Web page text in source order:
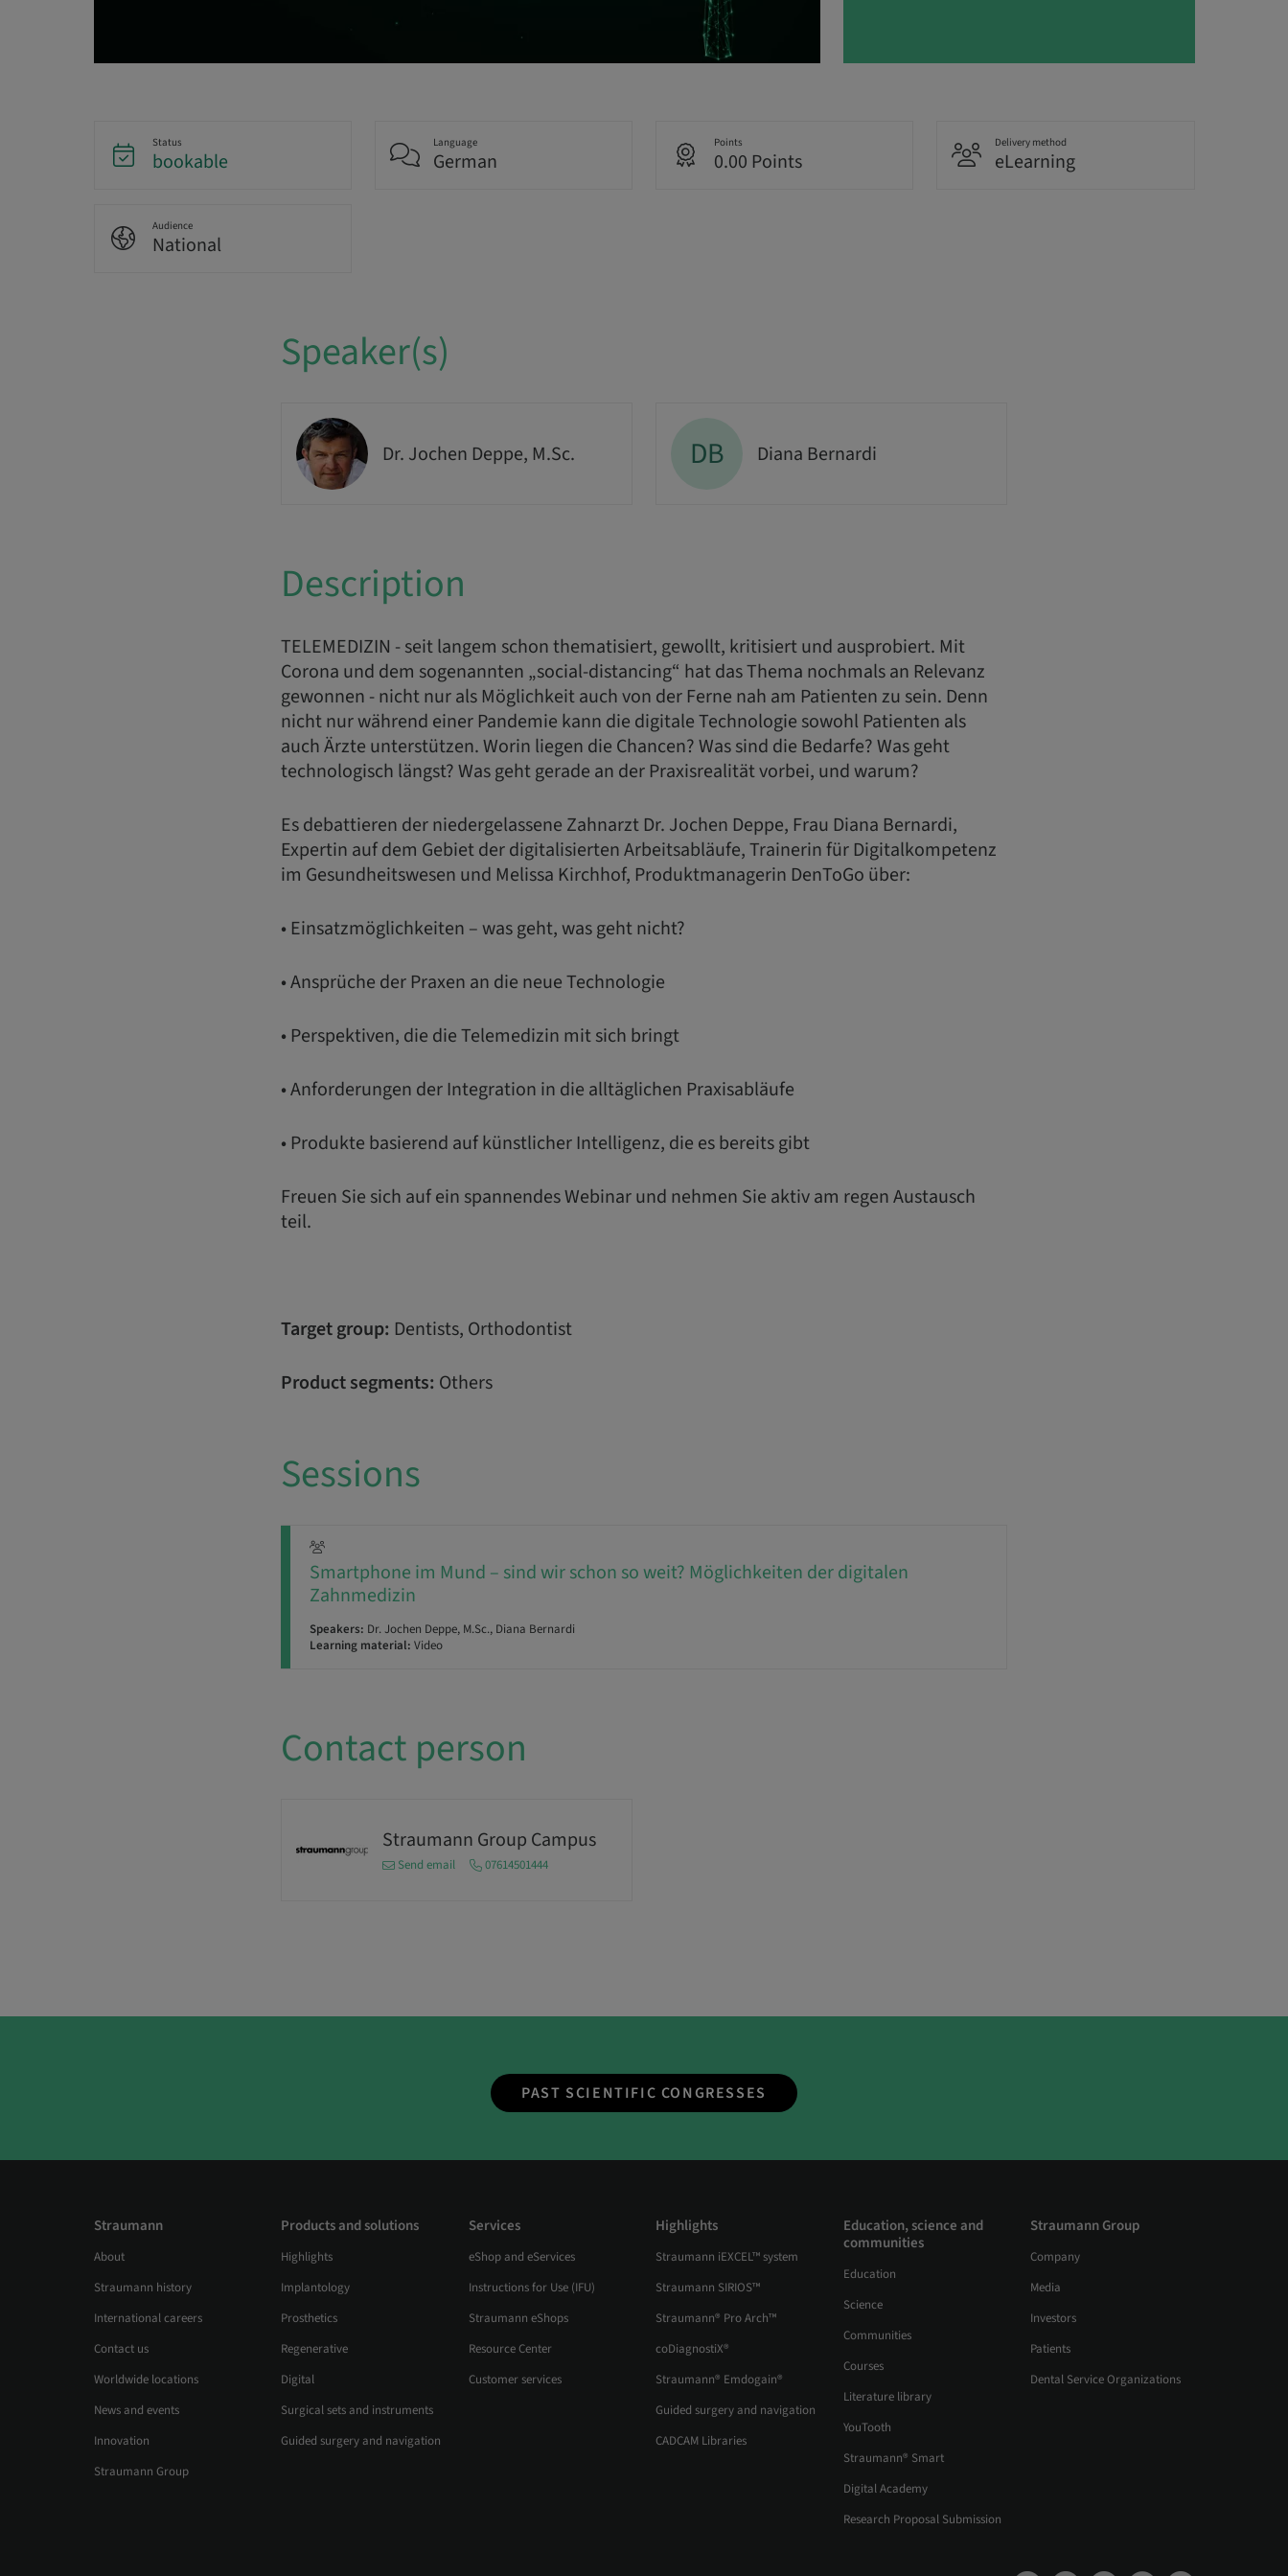
Status
bookable
Language
German
Points
0.00 Points
Delivery method
eLearning
Audience
National
Speaker(s)
Dr. Jochen Deppe, M.Sc. DB Diana Bernardi
Description
TELEMEDIZIN - seit langem schon thematisiert, gewollt, kritisiert und ausprobiert. Mit
Corona und dem sogenannten „social-distancing“ hat das Thema nochmals an Relevanz
gewonnen - nicht nur als Möglichkeit auch von der Ferne nah am Patienten zu sein. Denn
nicht nur während einer Pandemie kann die digitale Technologie sowohl Patienten als
auch Ärzte unterstützen. Worin liegen die Chancen? Was sind die Bedarfe? Was geht
technologisch längst? Was geht gerade an der Praxisrealität vorbei, und warum?
Es debattieren der niedergelassene Zahnarzt Dr. Jochen Deppe, Frau Diana Bernardi,
Expertin auf dem Gebiet der digitalisierten Arbeitsabläufe, Trainerin für Digitalkompetenz
im Gesundheitswesen und Melissa Kirchhof, Produktmanagerin DenToGo über:
• Einsatzmöglichkeiten – was geht, was geht nicht?
• Ansprüche der Praxen an die neue Technologie
• Perspektiven, die die Telemedizin mit sich bringt
• Anforderungen der Integration in die alltäglichen Praxisabläufe
• Produkte basierend auf künstlicher Intelligenz, die es bereits gibt
Freuen Sie sich auf ein spannendes Webinar und nehmen Sie aktiv am regen Austausch
teil.
Target group: Dentists, Orthodontist
Product segments: Others
Sessions
Smartphone im Mund – sind wir schon so weit? Möglichkeiten der digitalen
Zahnmedizin
Speakers: Dr. Jochen Deppe, M.Sc., Diana Bernardi
Learning material: Video
Contact person
Straumann Group Campus
Send email 07614501444
PAST SCIENTIFIC CONGRESSES
Straumann
About
Straumann history
International careers
Contact us
Worldwide locations
News and events
Innovation
Straumann Group
Products and solutions
Highlights
Implantology
Prosthetics
Regenerative
Digital
Surgical sets and instruments
Guided surgery and navigation
Services
eShop and eServices
Instructions for Use (IFU)
Straumann eShops
Resource Center
Customer services
Highlights
Straumann iEXCEL™ system
Straumann SIRIOS™
Straumann® Pro Arch™
coDiagnostiX®
Straumann® Emdogain®
Guided surgery and navigation
CADCAM Libraries
Education, science and
communities
Education
Science
Communities
Courses
Literature library
YouTooth
Straumann® Smart
Digital Academy
Research Proposal Submission
Straumann Group
Company
Media
Investors
Patients
Dental Service Organizations